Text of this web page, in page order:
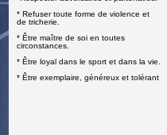
* Refuser toute forme de violence et
de tricherie.
* Être maître de soi en toutes
circonstances.
* Être loyal dans le sport et dans la vie.
* Être exemplaire, généreux et tolérant